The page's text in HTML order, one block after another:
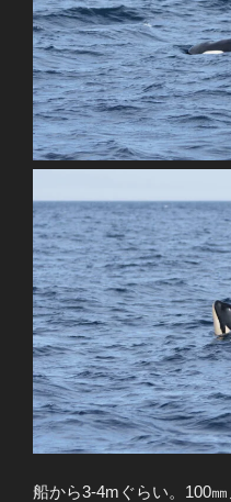
船から3-4mぐらい。100